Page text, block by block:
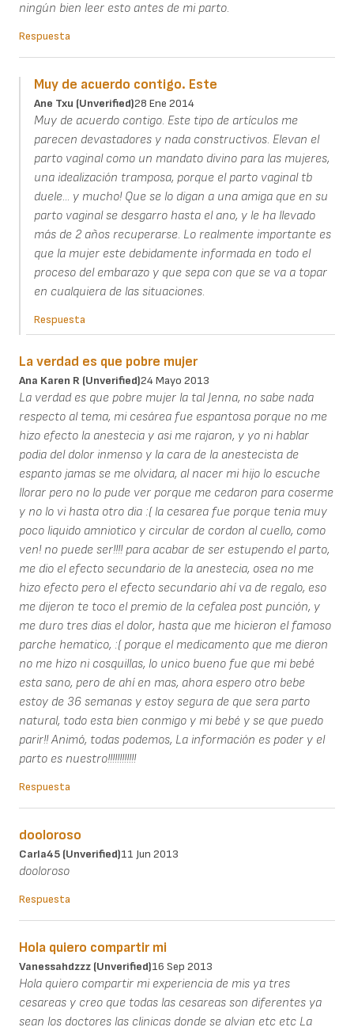
ningún bien leer esto antes de mi parto.
Respuesta
Muy de acuerdo contigo. Este
Ane Txu (unverified)28 Ene 2014
Muy de acuerdo contigo. Este tipo de artículos me
parecen devastadores y nada constructivos. Elevan el
parto vaginal como un mandato divino para las mujeres,
una idealización tramposa, porque el parto vaginal tb
duele... y mucho! Que se lo digan a una amiga que en su
parto vaginal se desgarro hasta el ano, y le ha llevado
más de 2 años recuperarse. Lo realmente importante es
que la mujer este debidamente informada en todo el
proceso del embarazo y que sepa con que se va a topar
en cualquiera de las situaciones.
Respuesta
La verdad es que pobre mujer
Ana Karen R (unverified)24 Mayo 2013
La verdad es que pobre mujer la tal Jenna, no sabe nada
respecto al tema, mi cesárea fue espantosa porque no me
hizo efecto la anestecia y asi me rajaron, y yo ni hablar
podia del dolor inmenso y la cara de la anestecista de
espanto jamas se me olvidara, al nacer mi hijo lo escuche
llorar pero no lo pude ver porque me cedaron para coserme
y no lo vi hasta otro dia :( la cesarea fue porque tenia muy
poco liquido amniotico y circular de cordon al cuello, como
ven! no puede ser!!!! para acabar de ser estupendo el parto,
me dio el efecto secundario de la anestecia, osea no me
hizo efecto pero el efecto secundario ahí va de regalo, eso
me dijeron te toco el premio de la cefalea post punción, y
me duro tres dias el dolor, hasta que me hicieron el famoso
parche hematico, :( porque el medicamento que me dieron
no me hizo ni cosquillas, lo unico bueno fue que mi bebé
esta sano, pero de ahí en mas, ahora espero otro bebe
estoy de 36 semanas y estoy segura de que sera parto
natural, todo esta bien conmigo y mi bebé y se que puedo
parir!! Animó, todas podemos, La información es poder y el
parto es nuestro!!!!!!!!!!!!
Respuesta
dooloroso
Carla45 (unverified)11 Jun 2013
dooloroso
Respuesta
Hola quiero compartir mi
Vanessahdzzz (unverified)16 Sep 2013
Hola quiero compartir mi experiencia de mis ya tres
cesareas y creo que todas las cesareas son diferentes ya
sean los doctores las clinicas donde se alvian etc etc La